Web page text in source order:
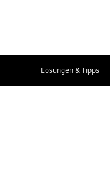
Lösungen & Tipps